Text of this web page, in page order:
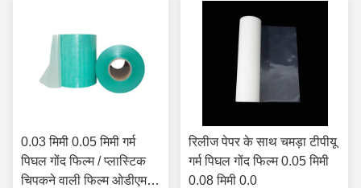
0.03 मिमी 0.05 मिमी गर्म
पिघल गोंद फिल्म / प्लास्टिक
चिपकने वाली फिल्म ओडीएम
रिलीज पेपर के साथ चमड़ा टीपीयू
गर्म पिघल गोंद फिल्म 0.05 मिमी
0.08 मिमी 0.0